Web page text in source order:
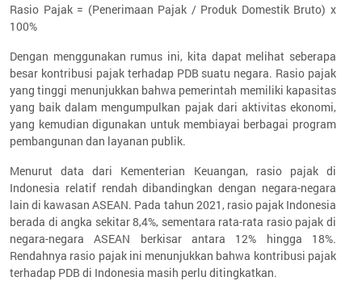
Rasio Pajak = (Penerimaan Pajak / Produk Domestik Bruto) x
100%
Dengan menggunakan rumus ini, kita dapat melihat seberapa
besar kontribusi pajak terhadap PDB suatu negara. Rasio pajak
yang tinggi menunjukkan bahwa pemerintah memiliki kapasitas
yang baik dalam mengumpulkan pajak dari aktivitas ekonomi,
yang kemudian digunakan untuk membiayai berbagai program
pembangunan dan layanan publik.
Menurut data dari Kementerian Keuangan, rasio pajak di
Indonesia relatif rendah dibandingkan dengan negara-negara
lain di kawasan ASEAN. Pada tahun 2021, rasio pajak Indonesia
berada di angka sekitar 8,4%, sementara rata-rata rasio pajak di
negara-negara ASEAN berkisar antara 12% hingga 18%.
Rendahnya rasio pajak ini menunjukkan bahwa kontribusi pajak
terhadap PDB di Indonesia masih perlu ditingkatkan.